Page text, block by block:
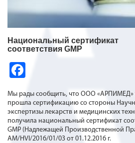
Национальный сертификат
соответствия GMP
b
o
o
Мы рады сообщить, что ООО «АРПИМЕД»
прошла сертификацию со стороны
экспертизы лекарств и медицинских
получила национальный сертификат
GMP (Надлежащей Производственной
AM/HVI/2016/01/03 от 01.12.2016 г.